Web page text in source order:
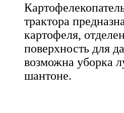
трактора
картофеля,
поверхность для
возможна уборка
шантоне.